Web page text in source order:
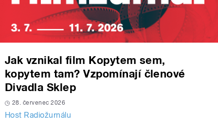
Jak vznikal film Kopytem sem,
kopytem tam? Vzpomínají členové
Divadla Sklep
28. červenec 2026
Host Radiožurnálu